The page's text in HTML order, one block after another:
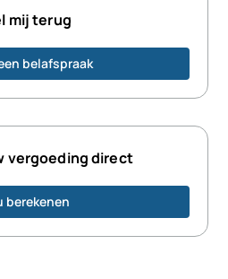
mij terug
belafspraak
vergoeding direct
berekenen